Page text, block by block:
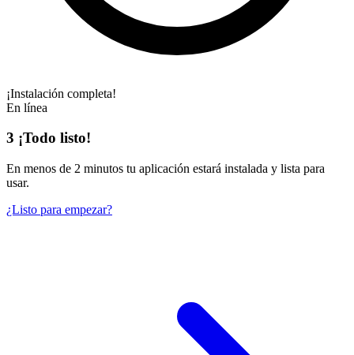
¡Instalación completa!
En línea
3 ¡Todo listo!
En menos de 2 minutos tu aplicación estará instalada y lista para
usar.
¿Listo para empezar?